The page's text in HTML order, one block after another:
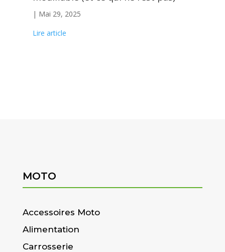
| Mai 29, 2025
Lire article
MOTO
Accessoires Moto
Alimentation
Carrosserie